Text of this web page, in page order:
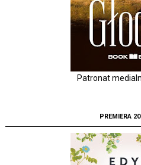
Patronat
PREMIERA